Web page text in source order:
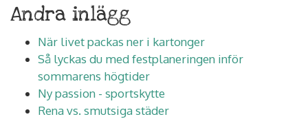
Andra inlägg
När livet packas ner i kartonger
Så lyckas du med festplaneringen inför
sommarens högtider
Ny passion - sportskytte
Rena vs. smutsiga städer